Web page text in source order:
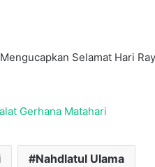
Selamat Hari
Gerhana Matahari
Nahdlatul Ulama